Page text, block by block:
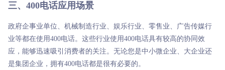
三、400电话应用场景
政府企事业单位、机械制造行业、娱乐行业、零售业、广告传媒行
业等都在使用400电话。这些行业使用400电话具有较高的协同效
应，能够迅速吸引消费者的关注。无论您是中小微企业、大企业还
是集团企业，拥有400电话都是很有必要的。